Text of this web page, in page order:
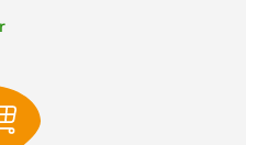
Gib den